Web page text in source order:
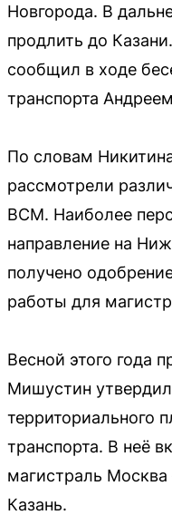
Новгорода. В
продлить до
сообщил в ходе
транспорта
По словам
рассмотрели
ВСМ. Наиболее
направление на
получено
работы для
Весной этого года
Мишустин
территориального
транспорта. В неё
магистраль
Казань.